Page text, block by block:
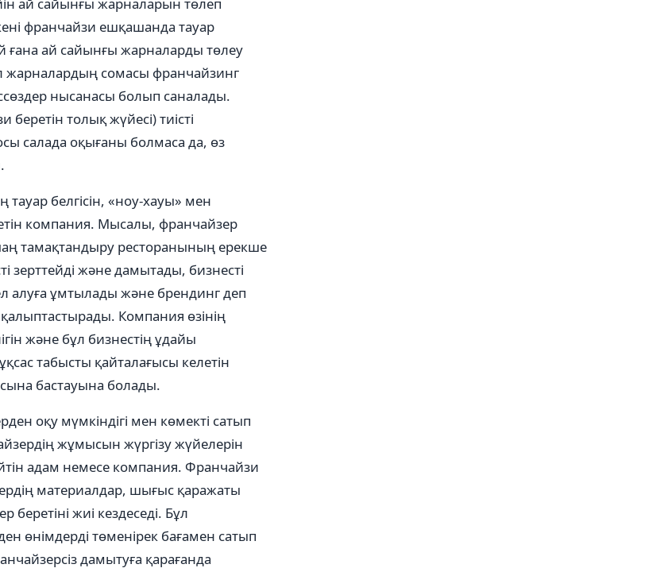
франчайзи ешқашанда тауар
ғана ай сайынғы жарналарды төлеу
жарналардың сомасы франчайзинг
нысанасы болып саналады.
толық жүйесі) тиісті
салада оқығаны болмаса да, өз
белгісін, «ноу-хауы» мен
компания. Мысалы, франчайзер
тамақтандыру ресторанының ерекше
зерттейді және дамытады, бизнесті
ұмтылады және брендинг деп
Компания өзінің
және бұл бизнестің ұдайы
табысты қайталағысы келетін
бастауына болады.
оқу мүмкіндігі мен көмекті сатып
жұмысын жүргізу жүйелерін
адам немесе компания. Франчайзи
материалдар, шығыс қаражаты
беретіні жиі кездеседі. Бұл
өнімдерді төменірек бағамен сатып
дамытуға қарағанда